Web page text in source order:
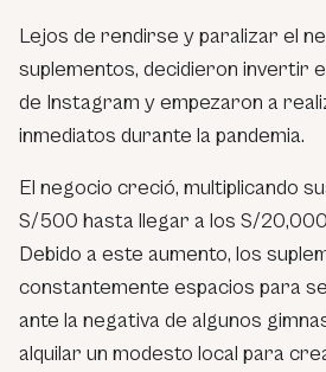
Lejos de rendirse y paralizar el
suplementos, decidieron invertir
de Instagram y empezaron a
inmediatos durante la pandemia.
El negocio creció, multiplicando
S/500 hasta llegar a los S/20,000
Debido a este aumento, los
constantemente espacios para
ante la negativa de algunos
alquilar un modesto local para